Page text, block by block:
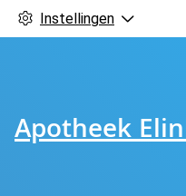
Instellingen
Apotheek